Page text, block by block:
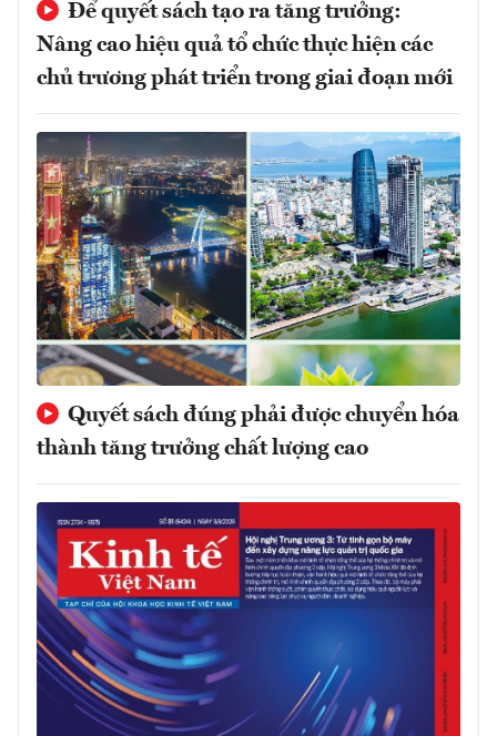
Để quyết sách tạo ra tăng trưởng:
Nâng cao hiệu quả tổ chức thực hiện các
chủ trương phát triển trong giai đoạn mới
Quyết sách đúng phải được chuyển hóa
thành tăng trưởng chất lượng cao